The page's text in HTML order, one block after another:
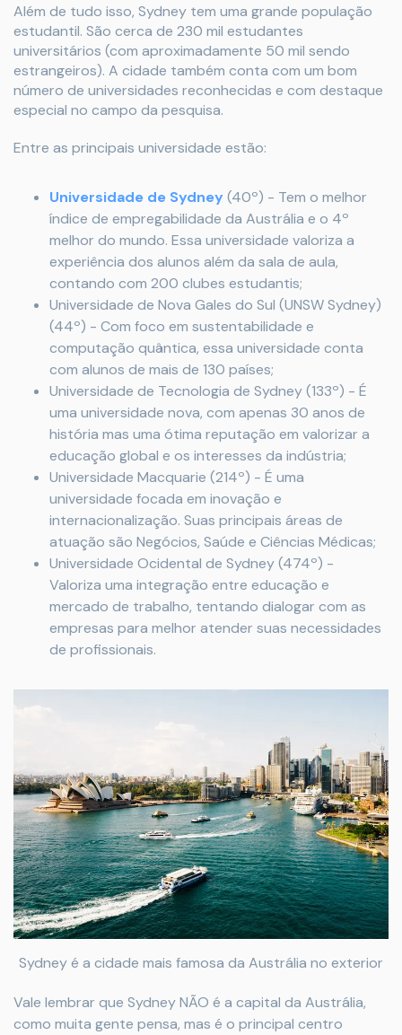
Além de tudo isso, Sydney tem uma grande população
estudantil. São cerca de 230 mil estudantes
universitários (com aproximadamente 50 mil sendo
estrangeiros). A cidade também conta com um bom
número de universidades reconhecidas e com destaque
especial no campo da pesquisa.
Entre as principais universidade estão:
Universidade de Sydney (40º) - Tem o melhor
índice de empregabilidade da Austrália e o 4º
melhor do mundo. Essa universidade valoriza a
experiência dos alunos além da sala de aula,
contando com 200 clubes estudantis;
Universidade de Nova Gales do Sul (UNSW Sydney)
(44º) - Com foco em sustentabilidade e
computação quântica, essa universidade conta
com alunos de mais de 130 países;
Universidade de Tecnologia de Sydney (133º) - É
uma universidade nova, com apenas 30 anos de
história mas uma ótima reputação em valorizar a
educação global e os interesses da indústria;
Universidade Macquarie (214º) - É uma
universidade focada em inovação e
internacionalização. Suas principais áreas de
atuação são Negócios, Saúde e Ciências Médicas;
Universidade Ocidental de Sydney (474º) -
Valoriza uma integração entre educação e
mercado de trabalho, tentando dialogar com as
empresas para melhor atender suas necessidades
de profissionais.
Sydney é a cidade mais famosa da Austrália no exterior
Vale lembrar que Sydney NÃO é a capital da Austrália,
como muita gente pensa, mas é o principal centro